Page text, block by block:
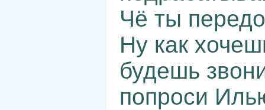
Чё ты
Ну как
будешь
попроси